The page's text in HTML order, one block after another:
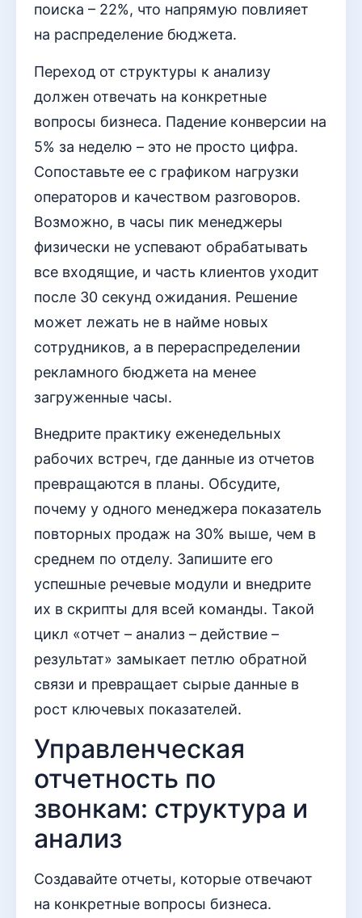
поиска – 22%, что напрямую повлияет
на распределение бюджета.
Переход от структуры к анализу
должен отвечать на конкретные
вопросы бизнеса. Падение конверсии на
5% за неделю – это не просто цифра.
Сопоставьте ее с графиком нагрузки
операторов и качеством разговоров.
Возможно, в часы пик менеджеры
физически не успевают обрабатывать
все входящие, и часть клиентов уходит
после 30 секунд ожидания. Решение
может лежать не в найме новых
сотрудников, а в перераспределении
рекламного бюджета на менее
загруженные часы.
Внедрите практику еженедельных
рабочих встреч, где данные из отчетов
превращаются в планы. Обсудите,
почему у одного менеджера показатель
повторных продаж на 30% выше, чем в
среднем по отделу. Запишите его
успешные речевые модули и внедрите
их в скрипты для всей команды. Такой
цикл «отчет – анализ – действие –
результат» замыкает петлю обратной
связи и превращает сырые данные в
рост ключевых показателей.
Управленческая
отчетность по
звонкам: структура и
анализ
Создавайте отчеты, которые отвечают
на конкретные вопросы бизнеса.